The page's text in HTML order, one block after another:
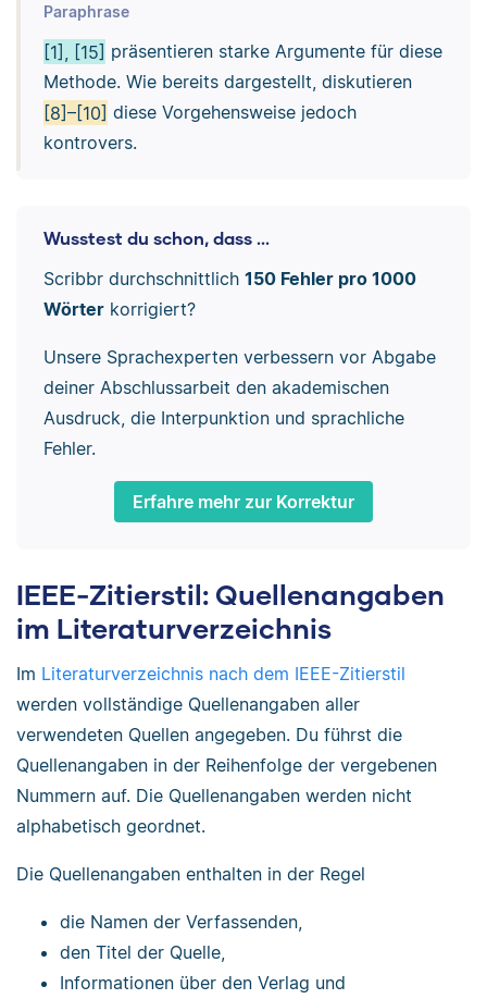
Paraphrase
[1], [15] präsentieren starke Argumente für diese
Methode. Wie bereits dargestellt, diskutieren
[8]–[10] diese Vorgehensweise jedoch
kontrovers.
Wusstest du schon, dass ...
Scribbr durchschnittlich 150 Fehler pro 1000
Wörterkorrigiert?
Unsere Sprachexperten verbessern vor Abgabe
deiner Abschlussarbeit den akademischen
Ausdruck, die Interpunktion und sprachliche
Fehler.
Erfahre mehr zur Korrektur
IEEE-Zitierstil: Quellenangaben
im Literaturverzeichnis
Im Literaturverzeichnis nach dem IEEE-Zitierstil
werden vollständige Quellenangaben aller
verwendeten Quellen angegeben. Du führst die
Quellenangaben in der Reihenfolge der vergebenen
Nummern auf. Die Quellenangaben werden nicht
alphabetisch geordnet.
Die Quellenangaben enthalten in der Regel
die Namen der Verfassenden,
den Titel der Quelle,
Informationen über den Verlag und